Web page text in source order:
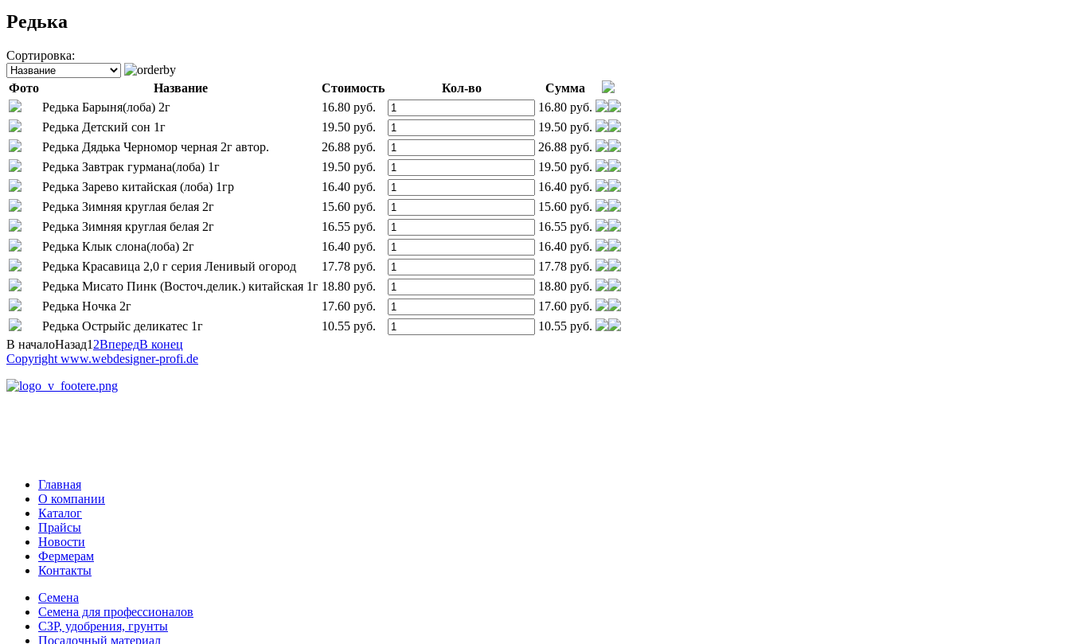
Редька
Сортировка:
Фото Название Стоимость Кол-во
Сумма
Редька Барыня(лоба) 2г
16.80 руб.
16.80 руб.
Редька Детский сон 1г
19.50 руб.
19.50 руб.
Редька Дядька Черномор черная 2г автор.
26.88 руб.
26.88 руб.
Редька Завтрак гурмана(лоба) 1г
19.50 руб.
19.50 руб.
Редька Зарево китайская (лоба) 1гр
16.40 руб.
16.40 руб.
Редька Зимняя круглая белая 2г
15.60 руб.
15.60 руб.
Редька Зимняя круглая белая 2г
16.55 руб.
16.55 руб.
Редька Клык слона(лоба) 2г
16.40 руб.
16.40 руб.
Редька Красавица 2,0 г серия Ленивый огород
17.78 руб.
17.78 руб.
Редька Мисато Пинк (Восточ.делик.) китайская 1г 18.80 руб.
18.80 руб.
Редька Ночка 2г
17.60 руб.
17.60 руб.
Редька Острыйс деликатес 1г
10.55 руб.
10.55 руб.
В началоНазад1 2ВпередВ конец
Copyright www.webdesigner-profi.de
Главная
О компании
Каталог
Прайсы
Новости
Фермерам
Контакты
Семена
Семена для профессионалов
СЗР, удобрения, грунты
Посадочный материал